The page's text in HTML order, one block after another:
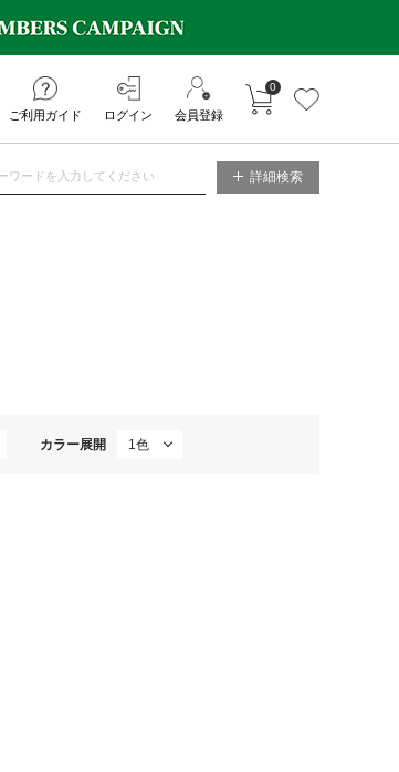
ご利用ガイド ログイン 会員登録
カートに入れる
0
詳細検索
カラー展開